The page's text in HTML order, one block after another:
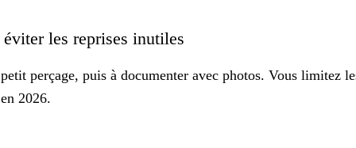
les reprises inutiles
perçage, puis à documenter avec photos. Vous limitez
2026.